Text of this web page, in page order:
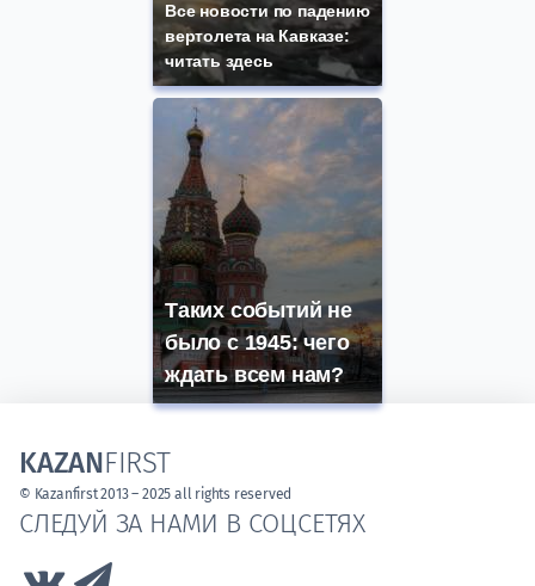
Все новости по падению
вертолета на Кавказе:
читать здесь
Таких событий не
было с 1945: чего
ждать всем нам?
СЛЕДУЙ ЗА НАМИ В СОЦСЕТЯХ
Link to Vk
KAZANFIRST
© Kazanfirst 2013 – 2025 all rights reserved